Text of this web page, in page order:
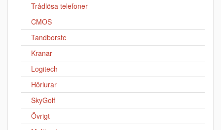
Trådlösa telefoner
CMOS
Tandborste
Kranar
Logitech
Hörlurar
SkyGolf
Övrigt